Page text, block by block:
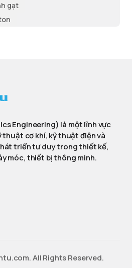
gạt
Engineering) là một lĩnh vực
cơ khí, kỹ thuật điện và
triển tư duy trong thiết kế,
móc, thiết bị thông minh.
All Rights Reserved.